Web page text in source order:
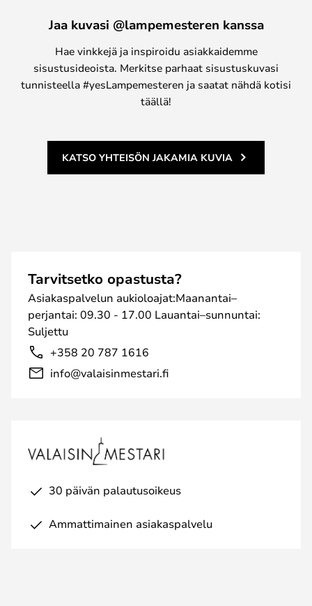
Jaa kuvasi @lampemesteren kanssa
Hae vinkkejä ja inspiroidu asiakkaidemme
sisustusideoista. Merkitse parhaat sisustuskuvasi
tunnisteella #yesLampemesteren ja saatat nähdä kotisi
täällä!
KATSO YHTEISÖN JAKAMIA KUVIA
Tarvitsetko opastusta?
Asiakaspalvelun aukioloajat:Maanantai–
perjantai: 09.30 - 17.00 Lauantai–sunnuntai:
Suljettu
+358 20 787 1616
info@valaisinmestari.fi
30 päivän palautusoikeus
Ammattimainen asiakaspalvelu